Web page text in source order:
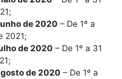
de 2020 – De 1º a
2021;
de 2020 – De 1º a 31
de 2020 – De 1º a